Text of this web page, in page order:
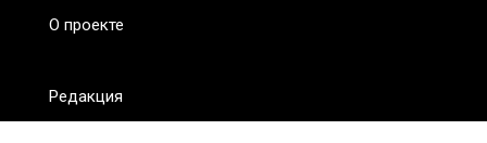
О проекте
Редакция